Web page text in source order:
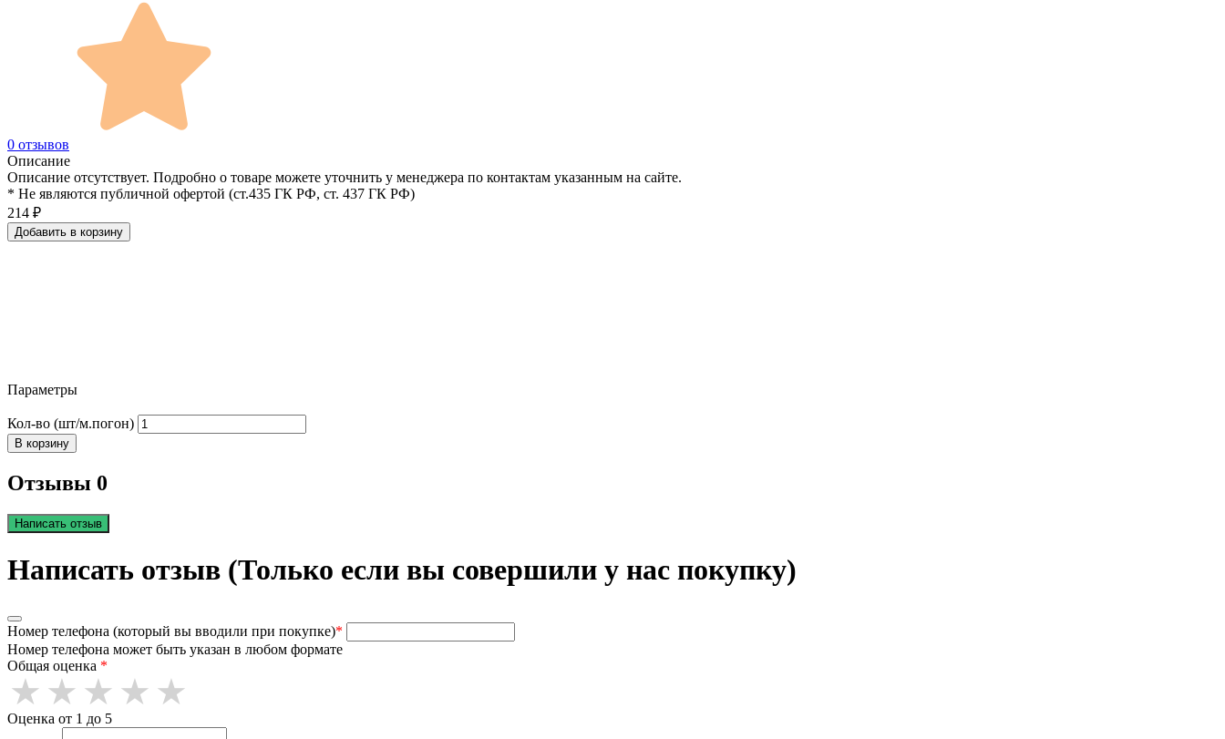
0 отзывов
Описание
Описание отсутствует. Подробно о товаре можете уточнить у менеджера по контактам указанным на сайте.
* Не являются публичной офертой (ст.435 ГК РФ, cт. 437 ГК РФ)
214 ₽
Добавить в корзину
Параметры
Кол-во (шт/м.погон)
В корзину
Отзывы 0
Написать отзыв
Написать отзыв (Только если вы совершили у нас покупку)
Номер телефона (который вы вводили при покупке)*
Номер телефона может быть указан в любом формате
Общая оценка *
Оценка от 1 до 5